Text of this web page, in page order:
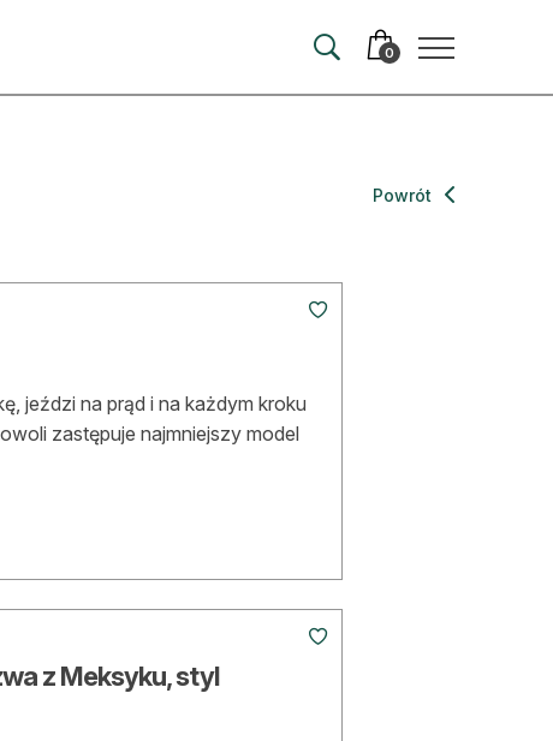
0
Powrót
jeździ na prąd i na każdym kroku
zastępuje najmniejszy model
z Meksyku, styl